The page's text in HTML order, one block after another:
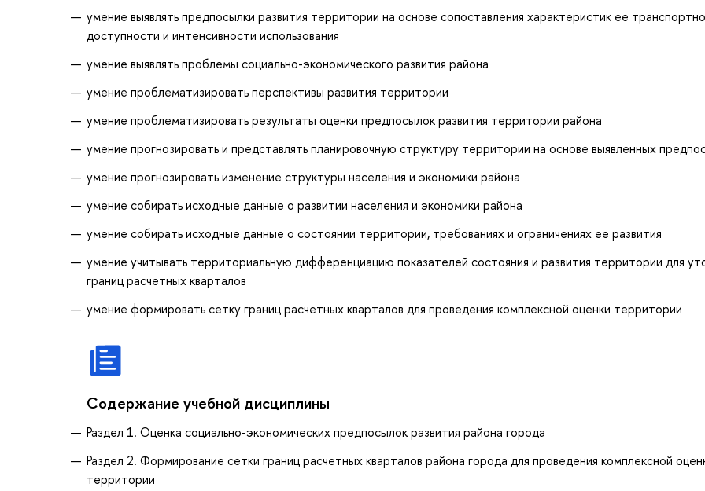
умение выявлять предпосылки развития территории на основе сопоставления характеристик ее
доступности и интенсивности использования
умение выявлять проблемы социально-экономического развития района
умение проблематизировать перспективы развития территории
умение проблематизировать результаты оценки предпосылок развития территории района
умение прогнозировать и представлять планировочную структуру территории на основе выявленных
умение прогнозировать изменение структуры населения и экономики района
умение собирать исходные данные о развитии населения и экономики района
умение собирать исходные данные о состоянии территории, требованиях и ограничениях ее развития
умение учитывать территориальную дифференциацию показателей состояния и развития территории для
границ расчетных кварталов
умение формировать сетку границ расчетных кварталов для проведения комплексной оценки территории
Содержание учебной дисциплины
Раздел 1. Оценка социально-экономических предпосылок развития района города
Раздел 2. Формирование сетки границ расчетных кварталов района города для проведения комплексной
территории